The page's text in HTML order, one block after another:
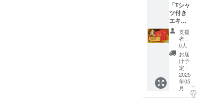
「Tシャ
ツ付き
エキシ
ビジョ
ンゲー
ム参加
チケッ
ト：み
んなで
走ろう
(小学生
以下の
支援
者：
0人
お届
け予
定：
2025
年05
月
こ
の
リ